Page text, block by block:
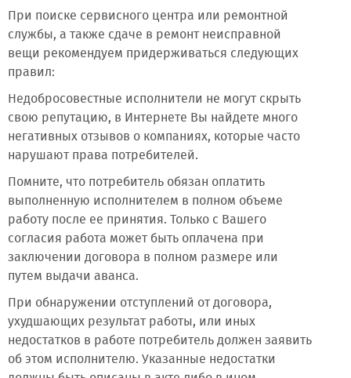
При поиске сервисного центра или ремонтной
службы, а также сдаче в ремонт неисправной
вещи рекомендуем придерживаться следующих
правил:
Недобросовестные исполнители не могут скрыть
свою репутацию, в Интернете Вы найдете много
негативных отзывов о компаниях, которые часто
нарушают права потребителей.
Помните, что потребитель обязан оплатить
выполненную исполнителем в полном объеме
работу после ее принятия. Только с Вашего
согласия работа может быть оплачена при
заключении договора в полном размере или
путем выдачи аванса.
При обнаружении отступлений от договора,
ухудшающих результат работы, или иных
недостатков в работе потребитель должен заявить
об этом исполнителю. Указанные недостатки